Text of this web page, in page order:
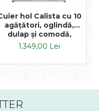
hol Calista cu 10
agățători, oglindă,
dulap și comodă,
beton + alb cu 3 uși
,134x200cm
1.349,00 Lei